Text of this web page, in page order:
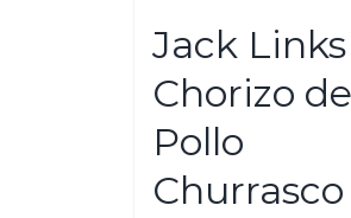
Jack Links
Chorizo de
Pollo
Churrasco